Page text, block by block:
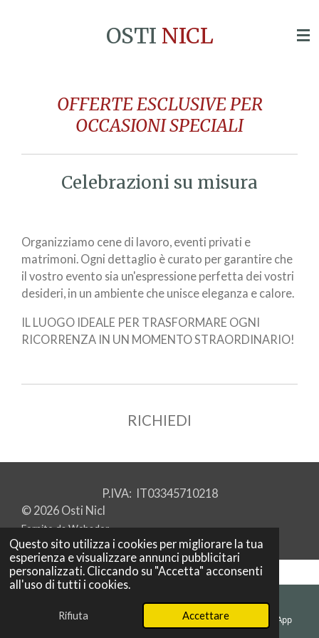
Questo sito utilizza i cookies per migliorare la tua
esperienza e visualizzare annunci pubblicitari
personalizzati. Cliccando su "Accetta" acconsenti
all'uso di tutti i cookies.
Rifiuta Accettare
OSTI NICL
OFFERTE ESCLUSIVE PER
OCCASIONI SPECIALI
Celebrazioni su misura
Organizziamo cene di lavoro, eventi privati e
matrimoni. Ogni dettaglio è curato per garantire che
il vostro evento sia un'espressione perfetta dei vostri
desideri, in un ambiente che unisce eleganza e calore.
IL LUOGO IDEALE PER TRASFORMARE OGNI
RICORRENZA IN UN MOMENTO STRAORDINARIO!
RICHIEDI
P.IVA: IT03345710218
© 2026 Osti Nicl
Fornito daWebador
Mappa WhatsApp